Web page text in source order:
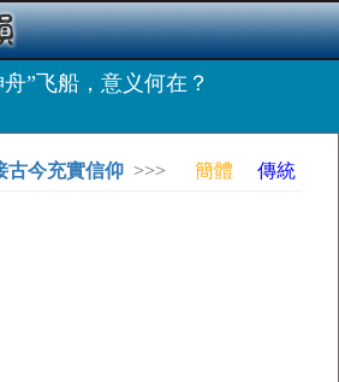
舟”飞船，意义何在？
今充實信仰 >>> 簡體 傳統